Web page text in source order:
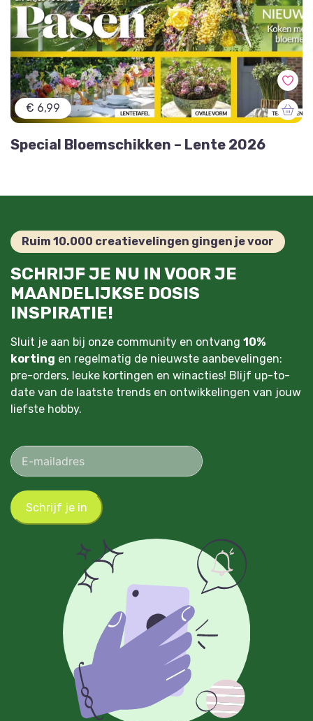
€ 6,99
Special Bloemschikken – Lente 2026
Ruim 10.000 creatievelingen gingen je voor
SCHRIJF JE NU IN VOOR JE
MAANDELIJKSE DOSIS
INSPIRATIE!
Sluit je aan bij onze community en ontvang 10%
korting en regelmatig de nieuwste aanbevelingen:
pre-orders, leuke kortingen en winacties! Blijf up-to-
date van de laatste trends en ontwikkelingen van jouw
liefste hobby.
Schrijf je in